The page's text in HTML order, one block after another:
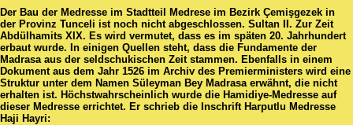
Der Bau der Medresse im Stadtteil Medrese im Bezirk Çemişgezek in
der Provinz Tunceli ist noch nicht abgeschlossen. Sultan II. Zur Zeit
Abdülhamits XIX. Es wird vermutet, dass es im späten 20. Jahrhundert
erbaut wurde. In einigen Quellen steht, dass die Fundamente der
Madrasa aus der seldschukischen Zeit stammen. Ebenfalls in einem
Dokument aus dem Jahr 1526 im Archiv des Premierministers wird eine
Struktur unter dem Namen Süleyman Bey Madrasa erwähnt, die nicht
erhalten ist. Höchstwahrscheinlich wurde die Hamidiye-Medresse auf
dieser Medresse errichtet. Er schrieb die Inschrift Harputlu Medresse
Haji Hayri: